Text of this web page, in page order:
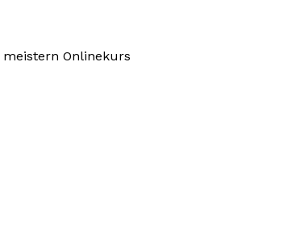
Onlinekurs